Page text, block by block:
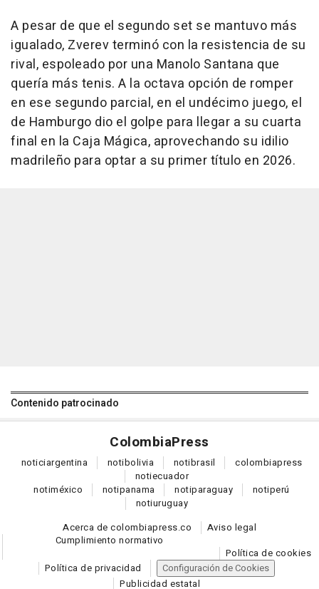
A pesar de que el segundo set se mantuvo más
igualado, Zverev terminó con la resistencia de su
rival, espoleado por una Manolo Santana que
quería más tenis. A la octava opción de romper
en ese segundo parcial, en el undécimo juego, el
de Hamburgo dio el golpe para llegar a su cuarta
final en la Caja Mágica, aprovechando su idilio
madrileño para optar a su primer título en 2026.
Contenido patrocinado
ColombiaPress
noticiargentina notibolivia notibrasil colombiapress
notiecuador
notiméxico notipanama notiparaguay notiperú
notiuruguay
Acerca de colombiapress.co
Aviso legal
Cumplimiento normativo
Política de cookies
Política de privacidad
Configuración de Cookies
Publicidad estatal